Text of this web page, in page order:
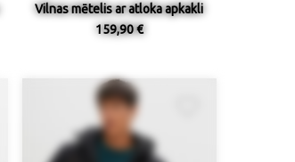
Vilnas mētelis ar atloka apkakli
159,90 €